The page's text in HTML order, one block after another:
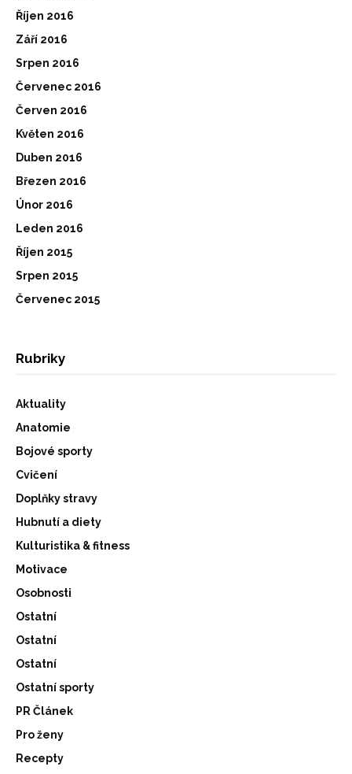
Říjen 2016
Září 2016
Srpen 2016
Červenec 2016
Červen 2016
Květen 2016
Duben 2016
Březen 2016
Únor 2016
Leden 2016
Říjen 2015
Srpen 2015
Červenec 2015
Rubriky
Aktuality
Anatomie
Bojové sporty
Cvičení
Doplňky stravy
Hubnutí a diety
Kulturistika & fitness
Motivace
Osobnosti
Ostatní
Ostatní
Ostatní
Ostatní sporty
PR Článek
Pro ženy
Recepty